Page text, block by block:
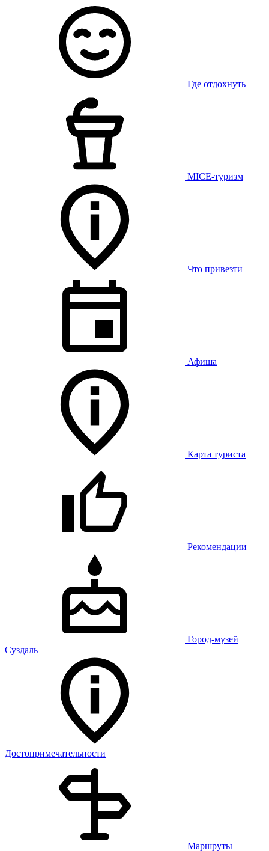
Где отдохнуть
MICE-туризм
Что привезти
Афиша
Карта туриста
Рекомендации
Город-музей
Суздаль
Достопримечательности
Маршруты